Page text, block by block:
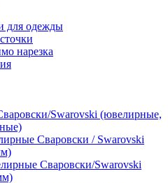
для одежды
нарезка
Swarovski (ювелирные,
Сваровски / Swarovski
Сваровски/Swarovski